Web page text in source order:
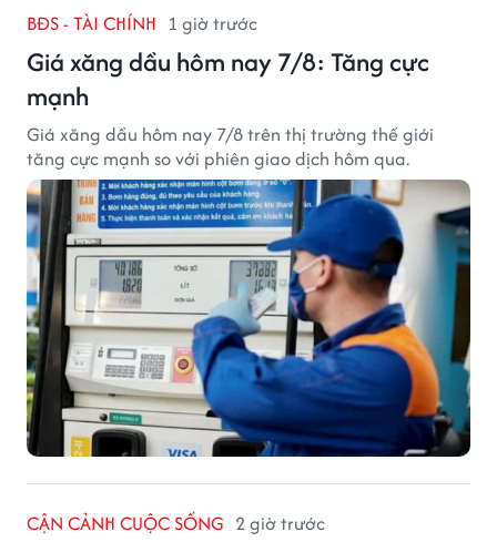
BĐS - TÀI CHÍNH 1 giờ trước
Giá xăng dầu hôm nay 7/8: Tăng cực
mạnh
Giá xăng dầu hôm nay 7/8 trên thị trường thế giới
tăng cực mạnh so với phiên giao dịch hôm qua.
CẬN CẢNH CUỘC SỐNG 2 giờ trước